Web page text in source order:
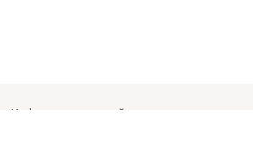
. Информация на сайте не является